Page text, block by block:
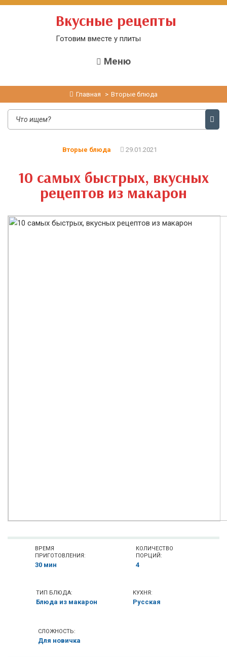
Вкусные рецепты
Готовим вместе у плиты
Меню
Главная Вторые блюда
Вторые блюда 29.01.2021
10 самых быстрых, вкусных
рецептов из макарон
ВРЕМЯ
ПРИГОТОВЛЕНИЯ:
30 мин
КОЛИЧЕСТВО
ПОРЦИЙ:
4
ТИП БЛЮДА:
Блюда из макарон
КУХНЯ:
Русская
СЛОЖНОСТЬ:
Для новичка